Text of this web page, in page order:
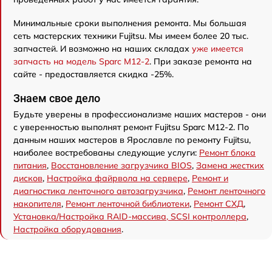
Минимальные сроки выполнения ремонта. Мы большая
сеть мастерских техники Fujitsu. Мы имеем более 20 тыс.
запчастей. И возможно на наших складах уже имеется
запчасть на модель Sparc M12-2. При заказе ремонта на
сайте - предоставляется скидка -25%.
Знаем свое дело
Будьте уверены в профессионализме наших мастеров - они
с уверенностью выполнят ремонт Fujitsu Sparc M12-2. По
данным наших мастеров в Ярославле по ремонту Fujitsu,
наиболее востребованы следующие услуги: Ремонт блока
питания, Восстановление загрузчика BIOS, Замена жестких
дисков, Настройка файрвола на сервере, Ремонт и
диагностика ленточного автозагрузчика, Ремонт ленточного
накопителя, Ремонт ленточной библиотеки, Ремонт СХД,
Установка/Настройка RAID-массива, SCSI контроллера,
Настройка оборудования.